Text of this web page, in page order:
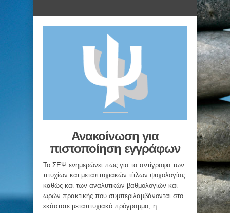
Ανακοίνωση για
πιστοποίηση εγγράφων
Το ΣΕΨ ενημερώνει πως για τα αντίγραφα των
πτυχίων και μεταπτυχιακών τίτλων ψυχολογίας
καθώς και των αναλυτικών βαθμολογιών και
ωρών πρακτικής που συμπεριλαμβάνονται στο
εκάστοτε μεταπτυχιακό πρόγραμμα, η